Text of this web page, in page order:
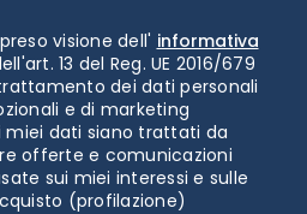
visione dell' informativa
13 del Reg. UE 2016/679
dei dati personali
e di marketing
miei dati siano trattati da
offerte e comunicazioni
sui miei interessi e sulle
(profilazione)